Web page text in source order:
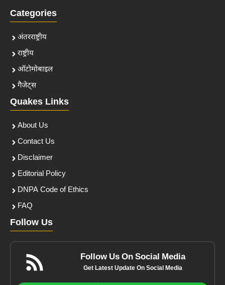
Categories
अंतरराष्ट्रीय
राष्ट्रीय
ऑटोमोबाइल
गैजेट्स
Quakes Links
About Us
Contact Us
Disclaimer
Editorial Policy
DNPA Code of Ethics
FAQ
Follow Us
Follow Us On Social Media
Get Latest Update On Social Media